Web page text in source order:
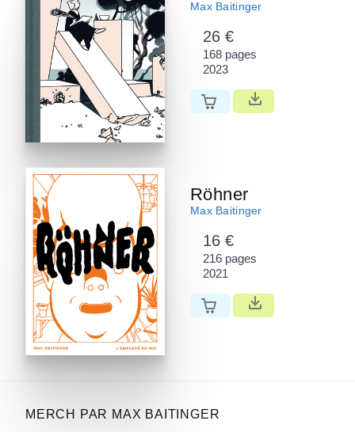
Max Baitinger
26 €
168 pages
2023
Röhner
Max Baitinger
16 €
216 pages
2021
MERCH PAR MAX BAITINGER